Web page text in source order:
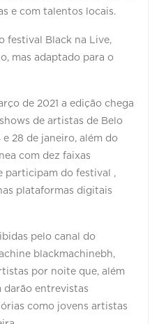
e com talentos locais.
festival Black na Live,
mas adaptado para o
de 2021 a edição chega
de artistas de Belo
28 de janeiro, além do
com dez faixas
participam do festival ,
plataformas digitais
pelo canal do
blackmachinebh,
por noite que, além
darão entrevistas
como jovens artistas